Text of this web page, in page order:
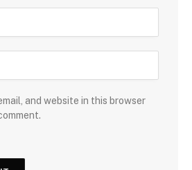
and website in this browser